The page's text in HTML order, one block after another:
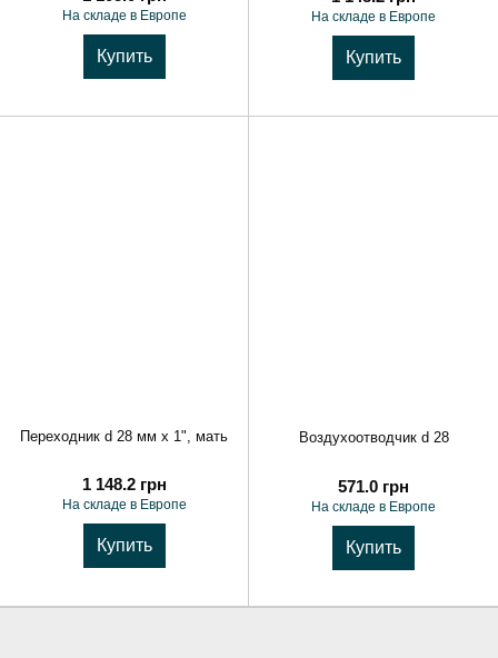
На складе в Европе
Купить
На складе в Европе
Купить
Переходник d 28 мм x 1", мать
1 148.2 грн
На складе в Европе
Купить
Воздухоотводчик d 28
571.0 грн
На складе в Европе
Купить